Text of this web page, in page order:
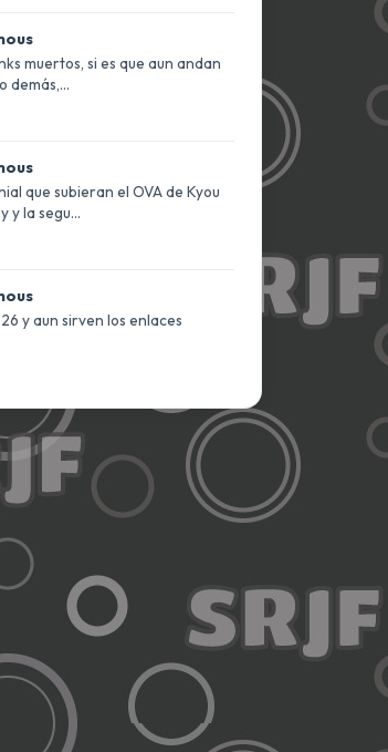
muertos, si es que aun andan
demás,...
que subieran el OVA de Kyou
y la segu...
y aun sirven los enlaces